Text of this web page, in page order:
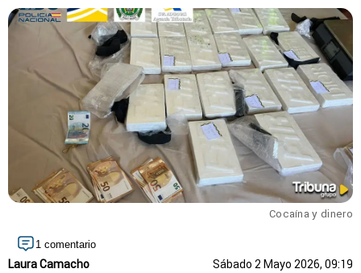
Cocaína y dinero
1 comentario
Laura Camacho Sábado 2 Mayo 2026, 09:19